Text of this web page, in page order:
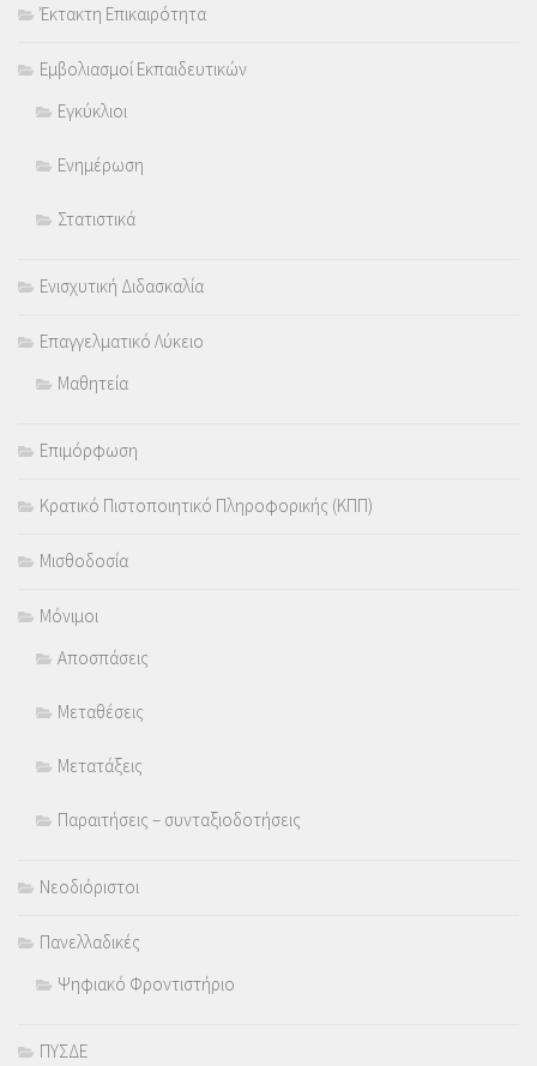
Έκτακτη Επικαιρότητα
Εμβολιασμοί Εκπαιδευτικών
Εγκύκλιοι
Ενημέρωση
Στατιστικά
Ενισχυτική Διδασκαλία
Επαγγελματικό Λύκειο
Μαθητεία
Επιμόρφωση
Κρατικό Πιστοποιητικό Πληροφορικής (ΚΠΠ)
Μισθοδοσία
Μόνιμοι
Αποσπάσεις
Μεταθέσεις
Μετατάξεις
Παραιτήσεις – συνταξιοδοτήσεις
Νεοδιόριστοι
Πανελλαδικές
Ψηφιακό Φροντιστήριο
ΠΥΣΔΕ